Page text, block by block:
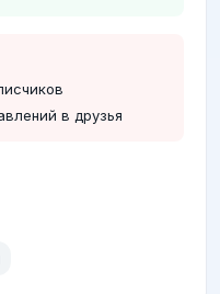
в друзья